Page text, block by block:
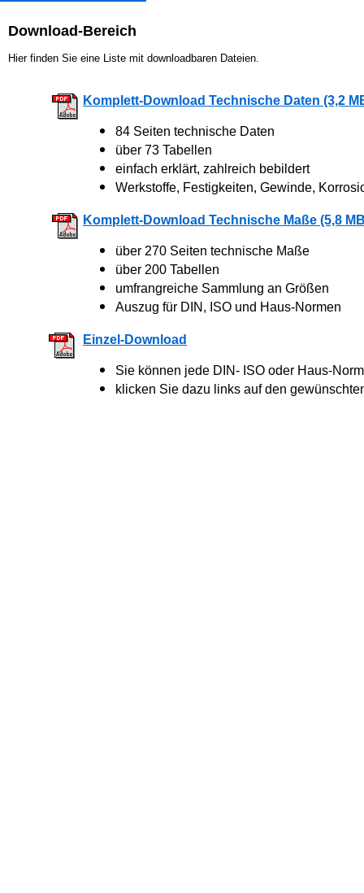
Download-Bereich
Hier finden Sie eine Liste mit downloadbaren Dateien.
Komplett-Download Technische Daten (3,2
84 Seiten technische Daten
über 73 Tabellen
einfach erklärt, zahlreich bebildert
Werkstoffe, Festigkeiten, Gewinde,
Komplett-Download Technische Maße (5,8
über 270 Seiten technische Maße
über 200 Tabellen
umfrangreiche Sammlung an Größen
Auszug für DIN, ISO und Haus-Normen
Einzel-Download
Sie können jede DIN- ISO oder Haus-
klicken Sie dazu links auf den